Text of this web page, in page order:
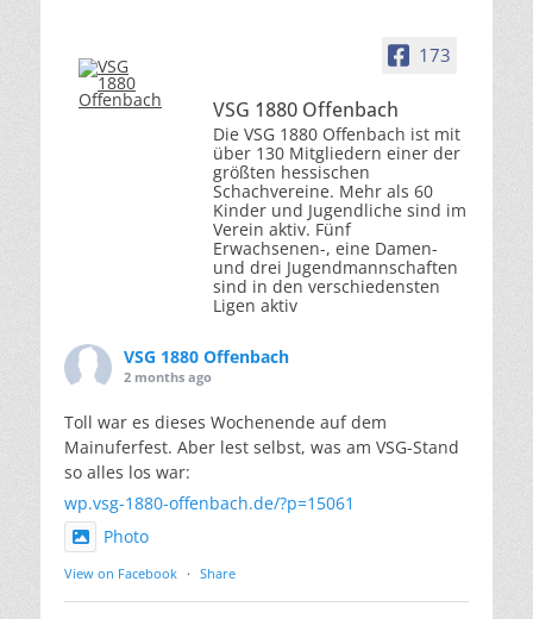
173
VSG 1880 Offenbach
Die VSG 1880 Offenbach ist mit
über 130 Mitgliedern einer der
größten hessischen
Schachvereine. Mehr als 60
Kinder und Jugendliche sind im
Verein aktiv. Fünf
Erwachsenen-, eine Damen-
und drei Jugendmannschaften
sind in den verschiedensten
Ligen aktiv
VSG 1880 Offenbach
2 months ago
Toll war es dieses Wochenende auf dem
Mainuferfest. Aber lest selbst, was am VSG-Stand
so alles los war:
wp.vsg-1880-offenbach.de/?p=15061
Photo
View on Facebook · Share